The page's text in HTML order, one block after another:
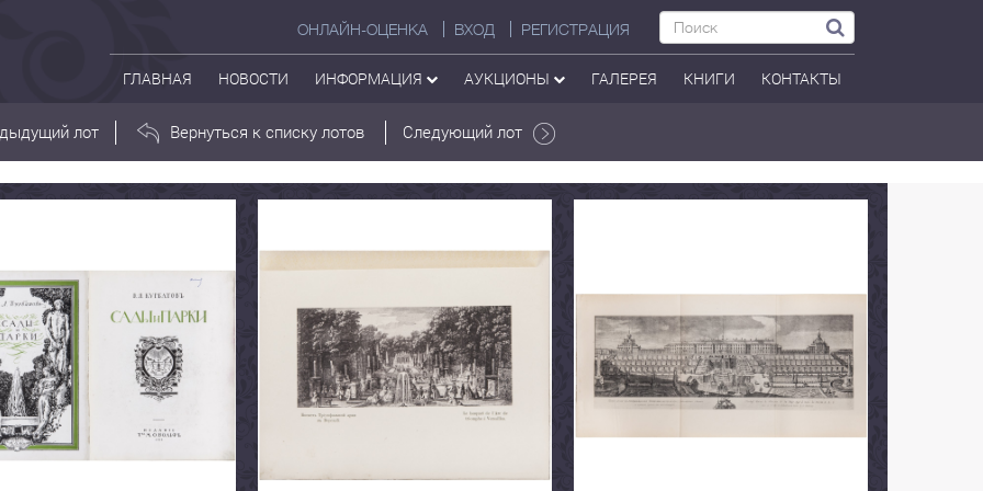
ОНЛАЙН-ОЦЕНКА ВХОД РЕГИСТРАЦИЯ
ГЛАВНАЯ НОВОСТИ ИНФОРМАЦИЯ АУКЦИОНЫ ГАЛЕРЕЯ КНИГИ КОНТАКТЫ
лот Вернуться к списку лотов Следующий лот